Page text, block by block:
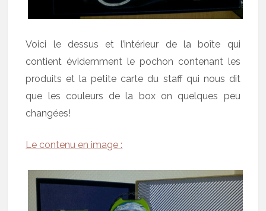
Voici le dessus et l’intérieur de la boîte qui
contient évidemment le pochon contenant les
produits et la petite carte du staff qui nous dit
que les couleurs de la box on quelques peu
changées!
Le contenu en image :